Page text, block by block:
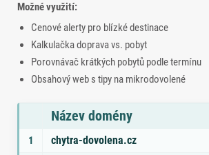
Možné využití:
Cenové alerty pro blízké destinace
Kalkulačka doprava vs. pobyt
Porovnávač krátkých pobytů podle termínu
Obsahový web s tipy na mikrodovolené
Seznam doporučených domén s tématy a
Název domény
1 chytra-dovolena.cz